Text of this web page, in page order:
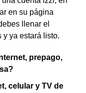
en su página
llenar el
y ya estará listo.
prepago,
celular y TV de